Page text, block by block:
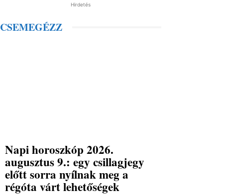
Hirdetés
CSEMEGÉZZ
Napi horoszkóp 2026.
augusztus 9.: egy csillagjegy
előtt sorra nyílnak meg a
régóta várt lehetőségek